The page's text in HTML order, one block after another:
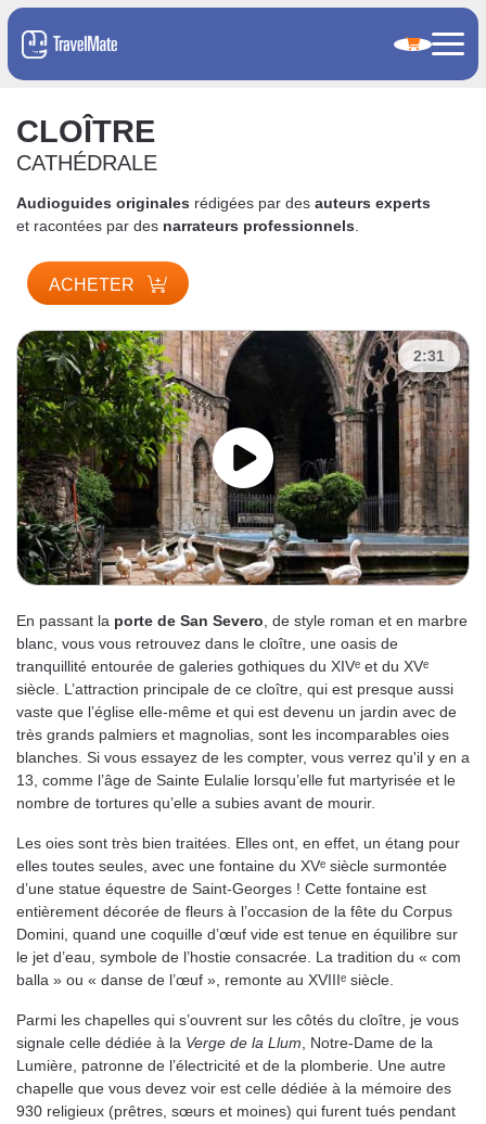
CLOÎTRE
CATHÉDRALE
Audioguides originales rédigées par des auteurs experts
et racontées par des narrateurs professionnels
ACHETER
2:31
En passant la porte de San Severo , de style roman et en marbre
blanc, vous vous retrouvez dans le cloître, une oasis de
tranquillité entourée de galeries gothiques du XIVᵉ et du XVᵉ
siècle. L’attraction principale de ce cloître, qui est presque aussi
vaste que l’église elle-même et qui est devenu un jardin avec de
très grands palmiers et magnolias, sont les incomparables oies
blanches. Si vous essayez de les compter, vous verrez qu'il y en a
13, comme l’âge de Sainte Eulalie lorsqu’elle fut martyrisée et le
nombre de tortures qu’elle a subies avant de mourir.
Les oies sont très bien traitées. Elles ont, en effet, un étang pour
elles toutes seules, avec une fontaine du XVᵉ siècle surmontée
d’une statue équestre de Saint-Georges ! Cette fontaine est
entièrement décorée de fleurs à l’occasion de la fête du Corpus
Domini, quand une coquille d’œuf vide est tenue en équilibre sur
le jet d’eau, symbole de l’hostie consacrée. La tradition du « com
balla » ou « danse de l’œuf », remonte au XVIIIᵉ siècle.
Parmi les chapelles qui s’ouvrent sur les côtés du cloître, je vous
signale celle dédiée à la Verge de la Llum , Notre-Dame de la
Lumière, patronne de l’électricité et de la plomberie. Une autre
chapelle que vous devez voir est celle dédiée à la mémoire des
930 religieux (prêtres, sœurs et moines) qui furent tués pendant